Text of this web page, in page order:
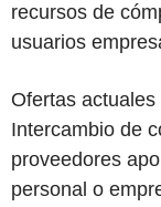
recursos de
usuarios
Ofertas
Intercambio de
proveedores
personal o